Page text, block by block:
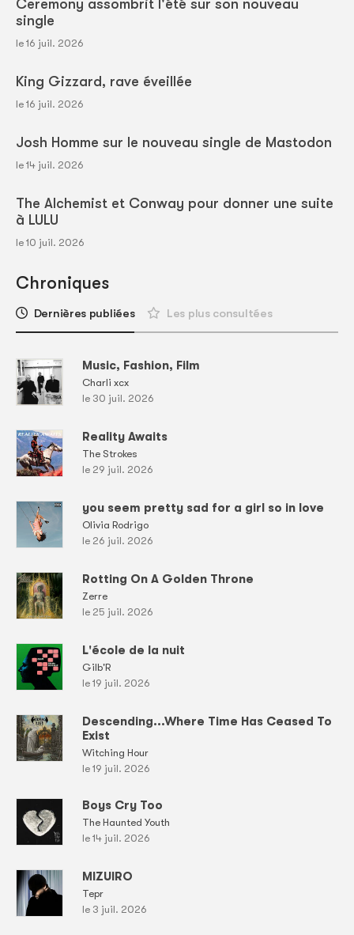
Ceremony assombrit l'été sur son nouveau
single
le 16 juil. 2026
King Gizzard, rave éveillée
le 16 juil. 2026
Josh Homme sur le nouveau single de Mastodon
le 14 juil. 2026
The Alchemist et Conway pour donner une suite
à LULU
le 10 juil. 2026
Chroniques
Dernières publiées Les plus consultées
Music, Fashion, Film
Charli xcx
le 30 juil. 2026
Reality Awaits
The Strokes
le 29 juil. 2026
you seem pretty sad for a girl so in love
Olivia Rodrigo
le 26 juil. 2026
Rotting On A Golden Throne
Zerre
le 25 juil. 2026
L'école de la nuit
Gilb'R
le 19 juil. 2026
Descending...Where Time Has Ceased To
Exist
Witching Hour
le 19 juil. 2026
Boys Cry Too
The Haunted Youth
le 14 juil. 2026
MIZUIRO
Tepr
le 3 juil. 2026